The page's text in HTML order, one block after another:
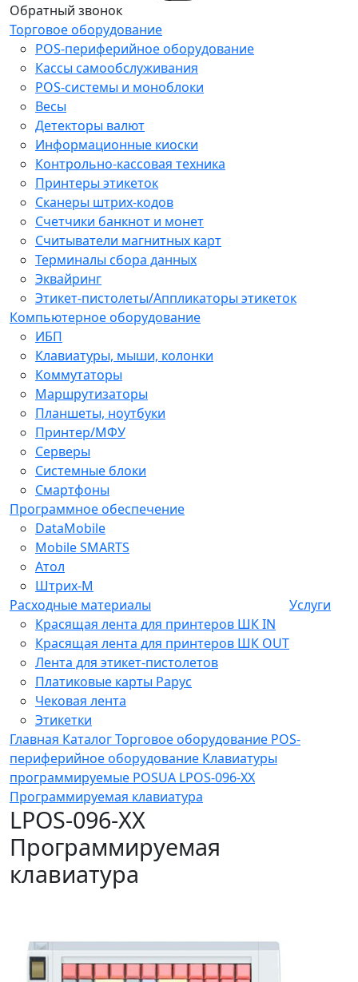
Обратный звонок
Торговое оборудование
POS-периферийное оборудование
Кассы самообслуживания
POS-системы и моноблоки
Весы
Детекторы валют
Информационные киоски
Контрольно-кассовая техника
Принтеры этикеток
Сканеры штрих-кодов
Счетчики банкнот и монет
Считыватели магнитных карт
Терминалы сбора данных
Эквайринг
Этикет-пистолеты/Аппликаторы этикеток
Компьютерное оборудование
ИБП
Клавиатуры, мыши, колонки
Коммутаторы
Маршрутизаторы
Планшеты, ноутбуки
Принтер/МФУ
Серверы
Системные блоки
Смартфоны
Программное обеспечение
DataMobile
Mobile SMARTS
Атол
Штрих-М
Расходные материалы
Красящая лента для принтеров ШК IN
Красящая лента для принтеров ШК OUT
Лента для этикет-пистолетов
Платиковые карты Рарус
Чековая лента
Этикетки
Услуги
Главная КаталогТорговое оборудование POS-
периферийное оборудование Клавиатуры
программируемые POSUA LPOS-096-ХХ
Программируемая клавиатура
LPOS-096-ХХ
Программируемая
клавиатура